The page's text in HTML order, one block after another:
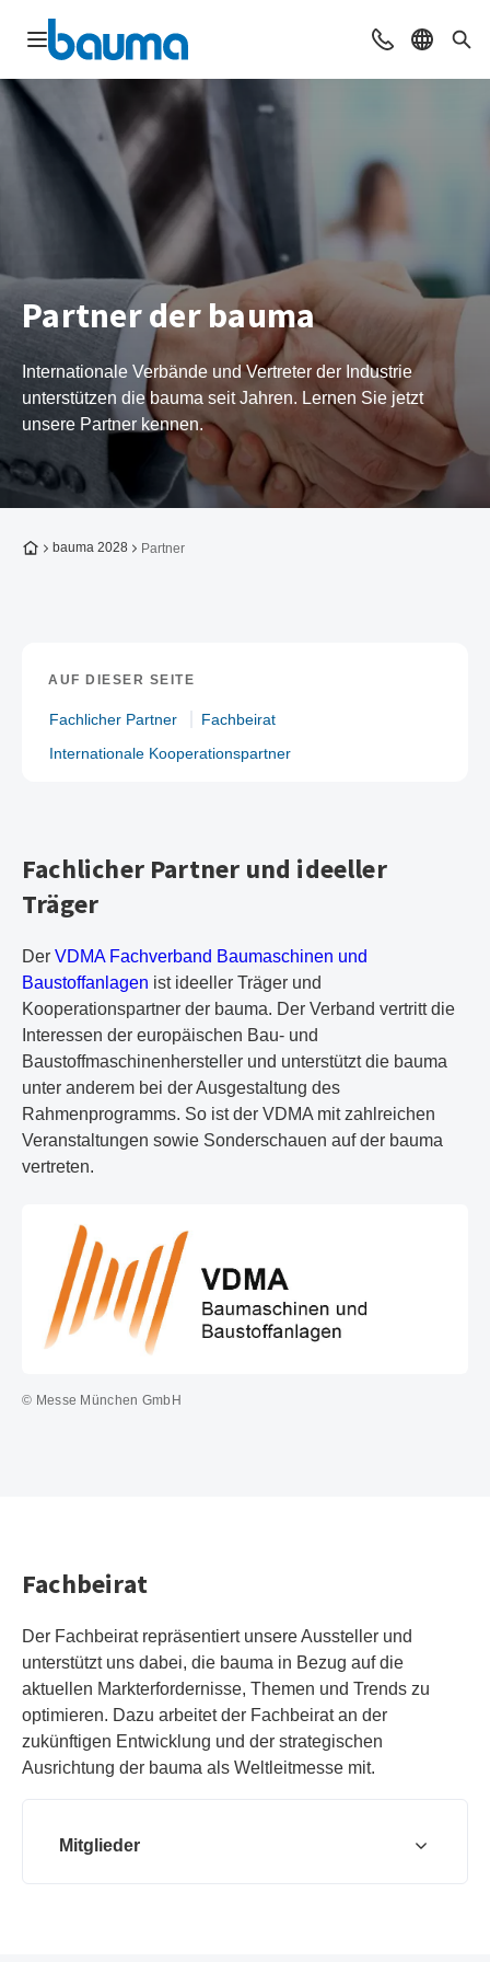
Navigation öffnen Beratung &
Sprache
Partner der bauma
Internationale Verbände und Vertreter der Industrie
unterstützen die bauma seit Jahren. Lernen Sie jetzt
unsere Partner kennen.
Zur Startseite
bauma 2028 Partner
AUF DIESER SEITE
Fachlicher Partner
Fachbeirat
Internationale Kooperationspartner
Fachlicher Partner und ideeller
Träger
Der VDMA Fachverband Baumaschinen und
Baustoffanlagen ist ideeller Träger und
Kooperationspartner der bauma. Der Verband vertritt die
Interessen der europäischen Bau- und
Baustoffmaschinenhersteller und unterstützt die bauma
unter anderem bei der Ausgestaltung des
Rahmenprogramms. So ist der VDMA mit zahlreichen
Veranstaltungen sowie Sonderschauen auf der bauma
vertreten.
© Messe München GmbH
Fachbeirat
Der Fachbeirat repräsentiert unsere Aussteller und
unterstützt uns dabei, die bauma in Bezug auf die
aktuellen Markterfordernisse, Themen und Trends zu
optimieren. Dazu arbeitet der Fachbeirat an der
zukünftigen Entwicklung und der strategischen
Ausrichtung der bauma als Weltleitmesse mit.
Mitglieder